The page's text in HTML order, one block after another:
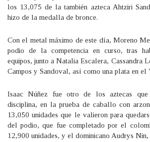
los 13,075 de la también azteca Ahtziri
hizo de la medalla de bronce.
Con el metal máximo de este día, Moreno
podio de la competencia en curso, tras
equipos, junto a Natalia Escalera, Cassandra
Campos y Sandoval, así como una plata en el
Isaac Núñez fue otro de los aztecas que
disciplina, en la prueba de caballo con
13,050 unidades que le valieron para
del podio, que fue completado por el
12,900 unidades, y el dominicano Audrys